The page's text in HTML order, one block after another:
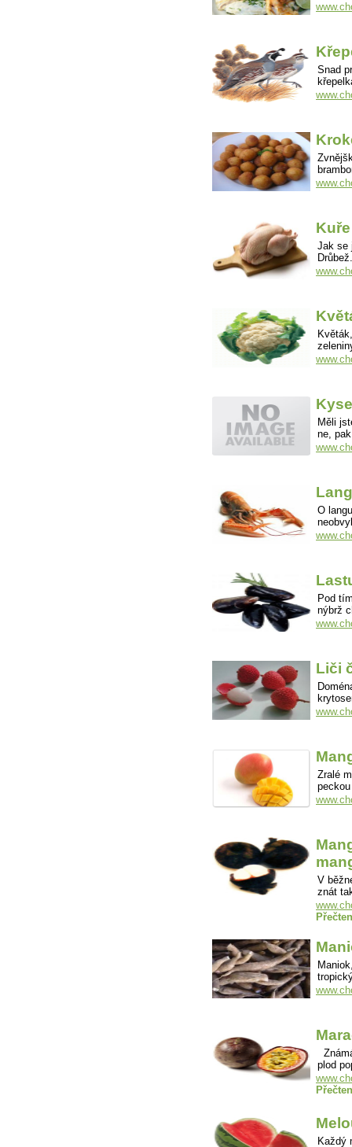
Snad
Kuře
Jak se
Měli
ne,
O
Pod
nýbrž
Liči
Zralé
V
znát
plod
Každý